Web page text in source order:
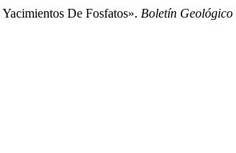
De Fosfatos». Boletín Geológico